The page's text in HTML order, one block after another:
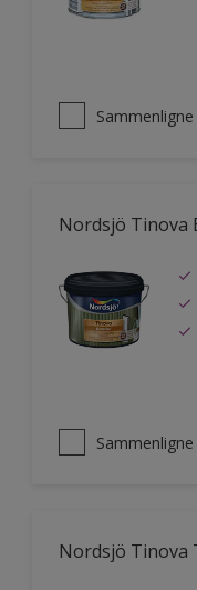
Sammenligne
Nordsjö Tinova
Sammenligne
Nordsjö Tinova